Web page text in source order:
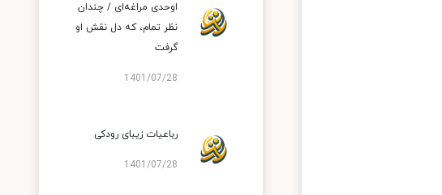
اوحدی مراغه‌ای / چندان
نظر تمام، که دل نقش او
گرفت
1401/07/28
رباعیات زیبای رودکی
1401/07/28